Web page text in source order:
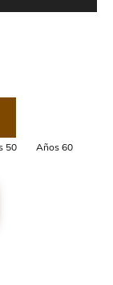
50
Años 60